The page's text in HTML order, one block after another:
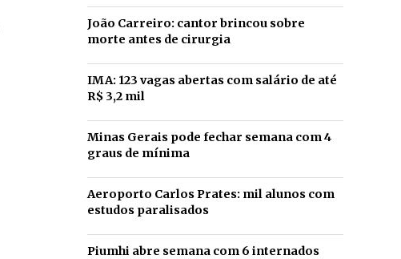
João Carreiro: cantor brincou sobre
morte antes de cirurgia
IMA: 123 vagas abertas com salário de até
R$ 3,2 mil
Minas Gerais pode fechar semana com 4
graus de mínima
Aeroporto Carlos Prates: mil alunos com
estudos paralisados
Piumhi abre semana com 6 internados